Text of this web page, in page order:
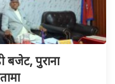
बजेट, पुराना